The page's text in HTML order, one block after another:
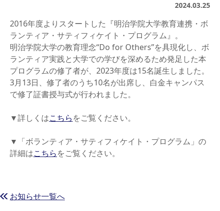
2024.03.25
2016年度よりスタートした『明治学院大学教育連携・ボ
ランティア・サティフィケイト・プログラム』。
明治学院大学の教育理念“Do for Others”を具現化し、ボ
ランティア実践と大学での学びを深めるため発足した本
プログラムの修了者が、2023年度は15名誕生しました。
3月13日、修了者のうち10名が出席し、白金キャンパス
で修了証書授与式が行われました。
▼詳しくはこちらをご覧ください。
▼「ボランティア・サティフィケイト・プログラム」の
詳細はこちらをご覧ください。
お知らせ一覧へ